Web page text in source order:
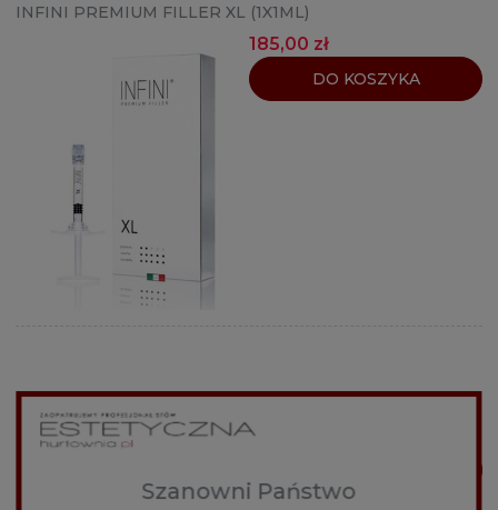
INFINI PREMIUM FILLER XL (1X1ML)
185,00 zł
DO KOSZYKA
NEAUVIA ORGANIC HYDRO DELUXE (1X2,5ML)
94,00 zł
Szanowni Państwo